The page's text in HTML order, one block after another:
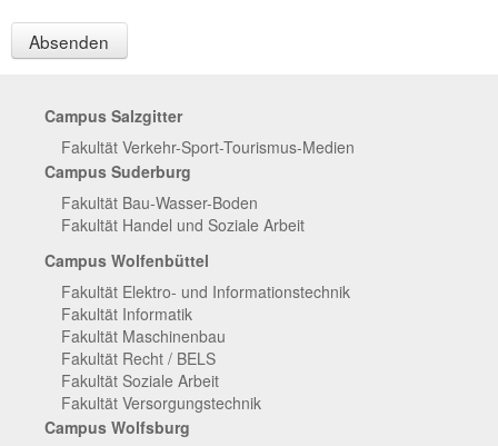
Absenden
Weitere
Informationen
zur
Ostfalia
Die
Campus
der
Ostfalia
Campus Salzgitter
Fakultät Verkehr-Sport-Tourismus-Medien
Campus Suderburg
Fakultät Bau-Wasser-Boden
Fakultät Handel und Soziale Arbeit
Campus Wolfenbüttel
Fakultät Elektro- und Informationstechnik
Fakultät Informatik
Fakultät Maschinenbau
Fakultät Recht / BELS
Fakultät Soziale Arbeit
Fakultät Versorgungstechnik
Campus Wolfsburg